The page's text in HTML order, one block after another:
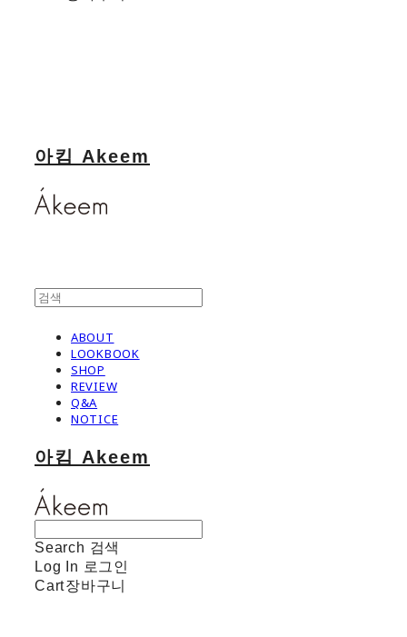
아킴 Akeem
ABOUT
LOOKBOOK
SHOP
REVIEW
Q&A
NOTICE
아킴 Akeem
Search 검색
Log In 로그인
Cart장바구니